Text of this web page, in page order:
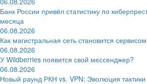
Банк России привёл статистику по
месяца
06.08.2026
Как магистральная сеть становится
06.08.2026
У Wildberries появится свой мессенджер?
06.08.2026
Новый раунд РКН vs. VPN: Эволюция